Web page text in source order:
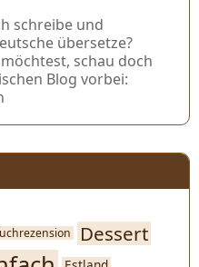
schreibe und
übersetze?
schau doch
Blog vorbei:
Dessert